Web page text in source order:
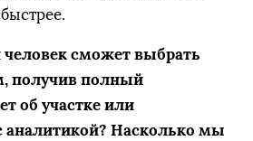
сможет выбрать
получив полный
об участке или
аналитикой? Насколько мы